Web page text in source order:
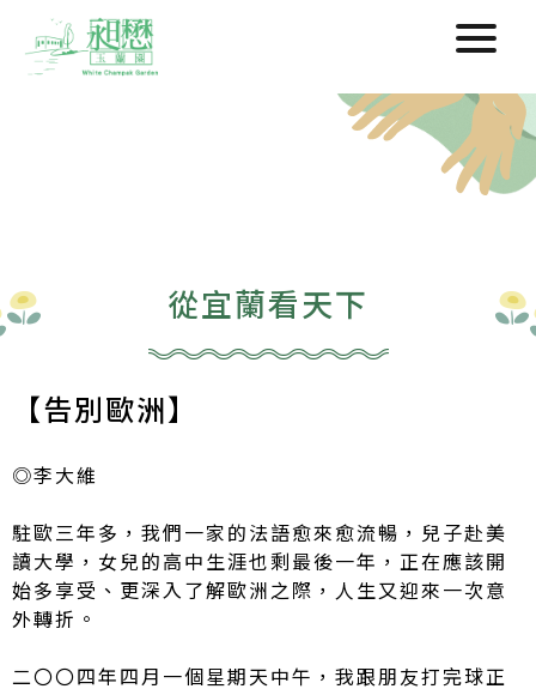
從宜蘭看天下
【告別歐洲】
◎李大維
駐歐三年多，我們一家的法語愈來愈流暢，兒子赴美
讀大學，女兒的高中生涯也剩最後一年，正在應該開
始多享受、更深入了解歐洲之際，人生又迎來一次意
外轉折。
二〇〇四年四月一個星期天中午，我跟朋友打完球正